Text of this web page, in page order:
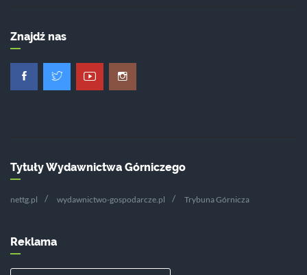
Znajdź nas
Tytuły Wydawnictwa Górniczego
nettg.pl wydawnictwo-gospodarcze.pl Trybuna Górnicza
Reklama